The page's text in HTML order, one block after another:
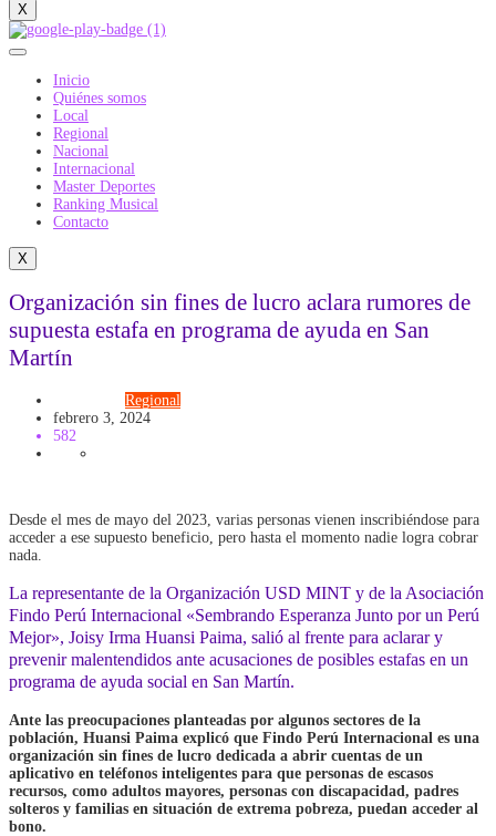
X
Inicio
Quiénes somos
Local
Regional
Nacional
Internacional
Master Deportes
Ranking Musical
Contacto
X
Organización sin fines de lucro aclara rumores de
supuesta estafa en programa de ayuda en San
Martín
Regional
febrero 3, 2024
582
Desde el mes de mayo del 2023, varias personas vienen inscribiéndose para
acceder a ese supuesto beneficio, pero hasta el momento nadie logra cobrar
nada.
La representante de la Organización USD MINT y de la Asociación
Findo Perú Internacional «Sembrando Esperanza Junto por un Perú
Mejor», Joisy Irma Huansi Paima, salió al frente para aclarar y
prevenir malentendidos ante acusaciones de posibles estafas en un
programa de ayuda social en San Martín.
Ante las preocupaciones planteadas por algunos sectores de la
población, Huansi Paima explicó que Findo Perú Internacional es una
organización sin fines de lucro dedicada a abrir cuentas de un
aplicativo en teléfonos inteligentes para que personas de escasos
recursos, como adultos mayores, personas con discapacidad, padres
solteros y familias en situación de extrema pobreza, puedan acceder al
bono.